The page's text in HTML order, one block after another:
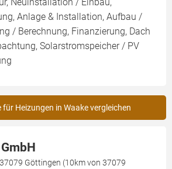
Anlage & Installation, Aufbau /
/ Berechnung, Finanzierung, Dach
Solarstromspeicher / PV
Heizungen in Waake vergleichen
Göttingen (10km von 37079